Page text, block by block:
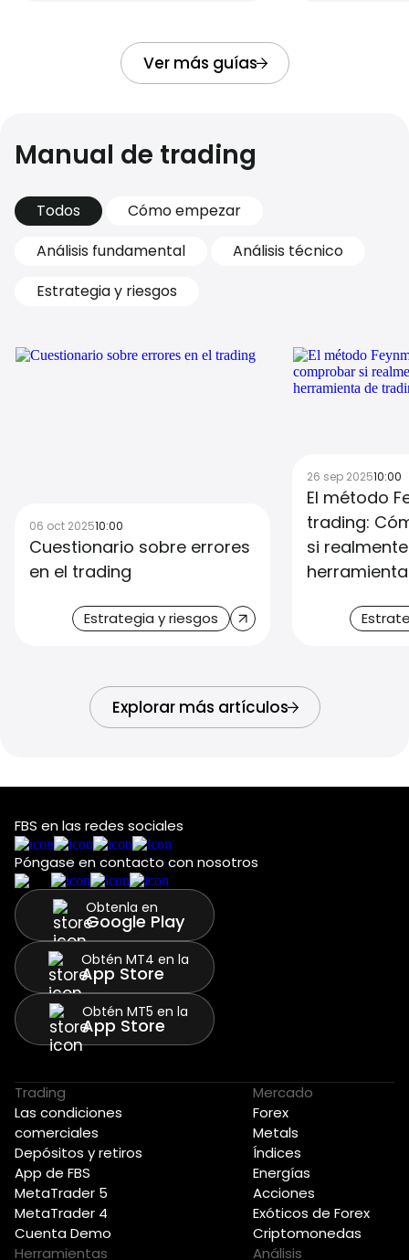
Ver más guías
Manual de trading
Todos
Cómo empezar
Análisis fundamental
Análisis técnico
Estrategia y riesgos
06 oct 202510:00
Cuestionario sobre errores
en el trading
Estrategia y riesgos
26 sep 202510:00
El método
trading:
si
Explorar más artículos
FBS en las redes sociales
Póngase en contacto con nosotros
Obtenla en
Google Play
Obtén MT4 en la
App Store
Obtén MT5 en la
App Store
Trading
Las condiciones
comerciales
Depósitos y retiros
App de FBS
MetaTrader 5
MetaTrader 4
Cuenta Demo
Mercado
Forex
Metals
Índices
Energías
Acciones
Exóticos de Forex
Criptomonedas
Herramientas
Análisis